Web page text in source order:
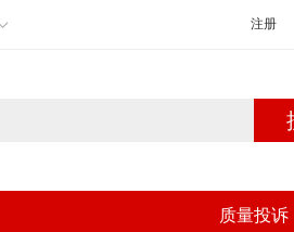
注册
质量投诉